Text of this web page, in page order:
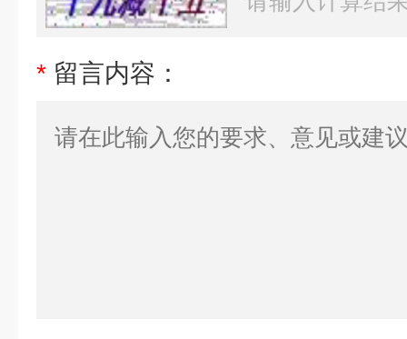
* 留言内容：